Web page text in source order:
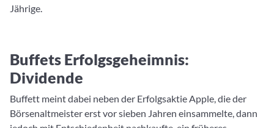
Jährige.
Buffets Erfolgsgeheimnis:
Dividende
Buffett meint dabei neben der Erfolgsaktie Apple, die der
Börsenaltmeister erst vor sieben Jahren einsammelte, dann